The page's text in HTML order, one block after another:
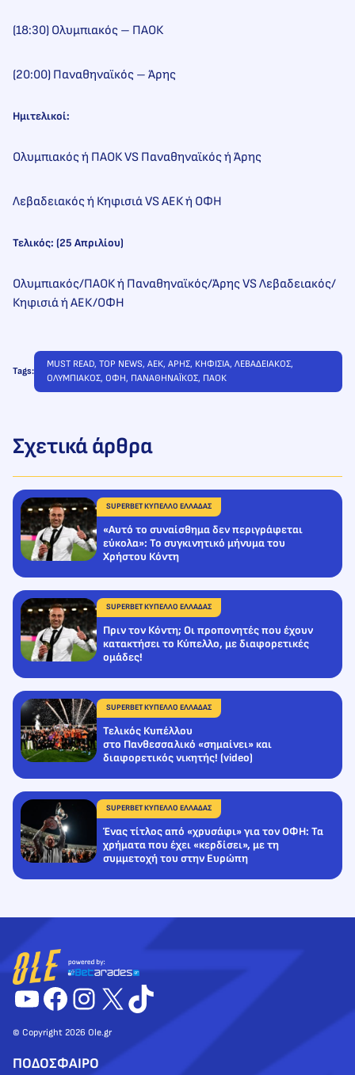
(18:30) Ολυμπιακός – ΠΑΟΚ
(20:00) Παναθηναϊκός – Άρης
Ημιτελικοί:
Ολυμπιακός ή ΠΑΟΚ VS Παναθηναϊκός ή Άρης
Λεβαδειακός ή Κηφισιά VS ΑΕΚ ή ΟΦΗ
Τελικός: (25 Απριλίου)
Ολυμπιακός/ΠΑΟΚ ή Παναθηναϊκός/Άρης VS Λεβαδειακός/
Κηφισιά ή ΑΕΚ/ΟΦΗ
Tags:
MUST READ, TOP NEWS, ΑΕΚ, ΑΡΗΣ, ΚΗΦΙΣΙΑ, ΛΕΒΑΔΕΙΑΚΟΣ
ΟΛΥΜΠΙΑΚΟΣ, ΟΦΗ, ΠΑΝΑΘΗΝΑΪΚΟΣ, ΠΑΟΚ
Σχετικά άρθρα
SUPERBET ΚΥΠΕΛΛΟ ΕΛΛΑΔΑΣ
«Αυτό το συναίσθημα δεν περιγράφεται
εύκολα»: Το συγκινητικό μήνυμα του
Χρήστου Κόντη
SUPERBET ΚΥΠΕΛΛΟ ΕΛΛΑΔΑΣ
Πριν τον Κόντη; Οι προπονητές που έχουν
κατακτήσει το Κύπελλο, με διαφορετικές
ομάδες!
SUPERBET ΚΥΠΕΛΛΟ ΕΛΛΑΔΑΣ
Τελικός Κυπέλλου
στο Πανθεσσαλικό «σημαίνει» και
διαφορετικός νικητής! (video)
SUPERBET ΚΥΠΕΛΛΟ ΕΛΛΑΔΑΣ
Ένας τίτλος από «χρυσάφι» για τον ΟΦΗ: Τα
χρήματα που έχει «κερδίσει», με τη
συμμετοχή του στην Ευρώπη
YouTube
Facebook
Instagram
X TikTok
© Copyright 2026 Ole.gr
ΠΟΔΟΣΦΑΙΡΟ